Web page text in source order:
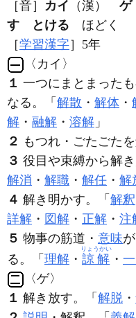
［音］ カイ （漢） ゲ
す とける ほどく
［学習漢字］5年
〈カイ〉
１ 一つにまとまった
なる。「 解散 ・ 解体 ・
解 ・ 融解 ・ 溶解 」
２ もつれ・ごたごた
３ 役目や束縛から解き
解消 ・ 解職 ・ 解任 ・ 解
４ 解き明かす。「 解釈
詳解 ・ 図解 ・ 正解 ・ 注
５ 物事の筋道・ 意味
る。「 理解 ・ 諒解
りょうかい
・
〈ゲ〉
１ 解き放す。「 解脱 ・